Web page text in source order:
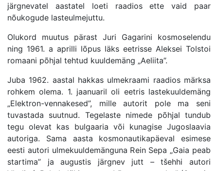
järgnevatel aastatel loeti raadios ette vaid paar
nõukogude lasteulmejuttu.
Olukord muutus pärast Juri Gagarini kosmoselendu
ning 1961. a aprilli lõpus läks eetrisse Aleksei Tolstoi
romaani põhjal tehtud kuuldemäng „Aeliita”.
Juba 1962. aastal hakkas ulmekraami raadios märksa
rohkem olema. 1. jaanuaril oli eetris lastekuuldemäng
„Elektron-vennakesed”, mille autorit pole ma seni
tuvastada suutnud. Tegelaste nimede põhjal tundub
tegu olevat kas bulgaaria või kunagise Jugoslaavia
autoriga. Sama aasta kosmonautikapäeval esimese
eesti autori ulmekuuldemänguna Rein Sepa „Gaia peab
startima” ja augustis järgnev jutt – tšehhi autori